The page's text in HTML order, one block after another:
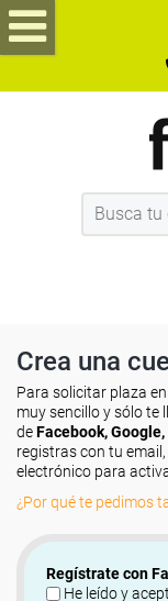
Crea una
Para solicitar plaza
muy sencillo y sólo te
deFacebook,
registras con tu
electrónico para
¿Por qué te pedimos
Regístrate con
He leído y